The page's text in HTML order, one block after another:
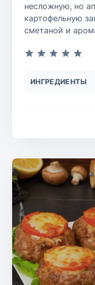
несложную, но
картофельную
сметаной и
ИНГРЕДИЕНТЫ